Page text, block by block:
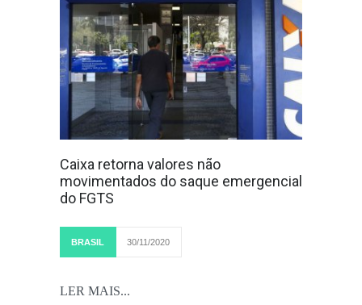
Caixa retorna valores não
movimentados do saque emergencial
do FGTS
BRASIL 30/11/2020
LER MAIS...